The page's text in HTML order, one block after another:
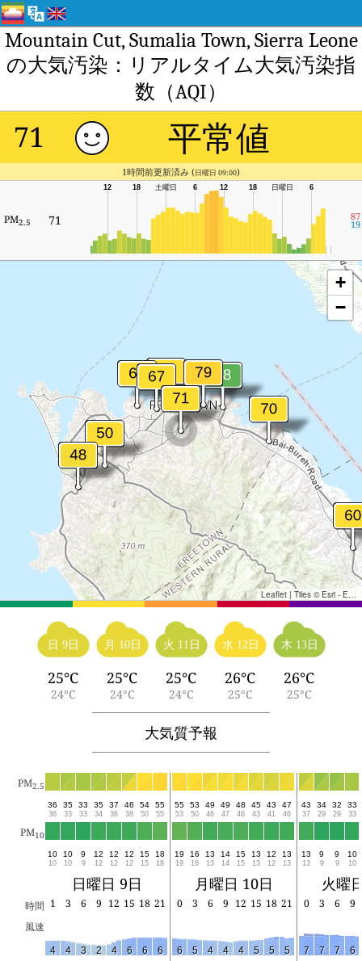
Mountain Cut, Sumalia Town, Sierra Leone
の大気汚染：リアルタイム大気汚染指
数（AQI）
71 平常値
1時間前更新済み (日曜日 09:00)
PM2.5 71
6
日曜日
18
12
6
土曜日
18
12
87
19
+
−
Leaflet | Tiles © Esri - Esri, DeLorme, NAVTEQ, TomTom, Intermap, iPC, USGS, FAO, NPS, NRCAN, GeoBase, Kadaster NL, Ordnance Survey, Esri Japan, METI, Esri China (Hong Kong), and the GIS User Community
日 9日
25°C
24°C
月 10日
25°C
24°C
火 11日
25°C
24°C
水 12日
26°C
25°C
木 13日
26°C
25°C
大気質予報
PM2.5
36
36
35
33
33
33
35
34
37
36
46
38
54
50
55
55
55
53
53
50
49
46
49
47
48
46
45
43
43
41
47
46
43
37
34
29
32
29
33
33
PM10
10
10
10
10
9
9
12
12
12
12
12
12
15
15
18
18
19
19
16
16
13
13
14
14
15
15
13
13
12
12
13
13
13
13
9
9
9
9
10
10
日曜日 9日 月曜日 10日 火曜
時間 1 3 6 9 12 15 18 21 0 3 6 9 12 15 18 21 0 3 6
9
風速
4 4 3 2 4 6 6 6 6 5 4 4 4 5 5 5 7 7 7 6